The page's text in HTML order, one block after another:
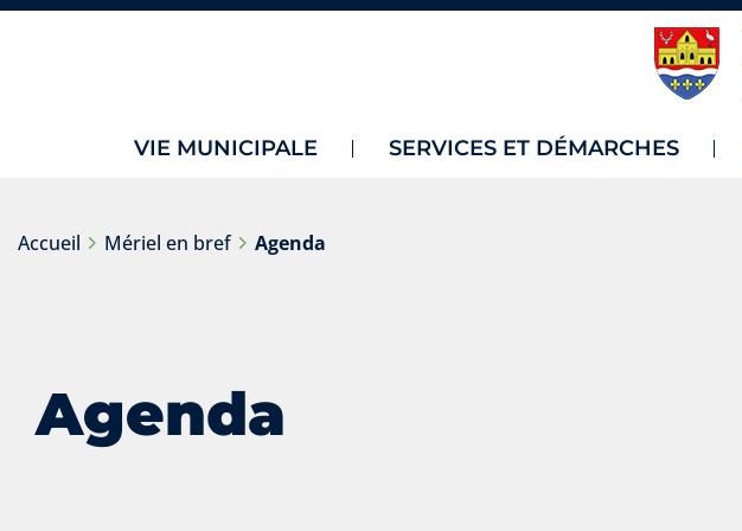
VIE MUNICIPALE SERVICES ET DÉMARCHES
Accueil Mériel en bref Agenda
Agenda